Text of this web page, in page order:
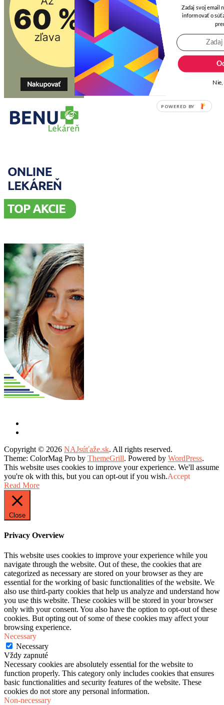
Copyright © 2026 NAJsúťaže.sk. All rights reserved.
Theme: ColorMag Pro by ThemeGrill. Powered by WordPress.
This website uses cookies to improve your experience. We'll assume
you're ok with this, but you can opt-out if you wish.Accept
Read More
Close
Privacy Overview
This website uses cookies to improve your experience while you
navigate through the website. Out of these, the cookies that are
categorized as necessary are stored on your browser as they are
essential for the working of basic functionalities of the website. We
also use third-party cookies that help us analyze and understand how
you use this website. These cookies will be stored in your browser
only with your consent. You also have the option to opt-out of these
cookies. But opting out of some of these cookies may affect your
browsing experience.
Necessary
Necessary
Vždy zapnuté
Necessary cookies are absolutely essential for the website to
function properly. This category only includes cookies that ensures
basic functionalities and security features of the website. These
cookies do not store any personal information.
Non-necessary
Zadaj svoj email
informovať o